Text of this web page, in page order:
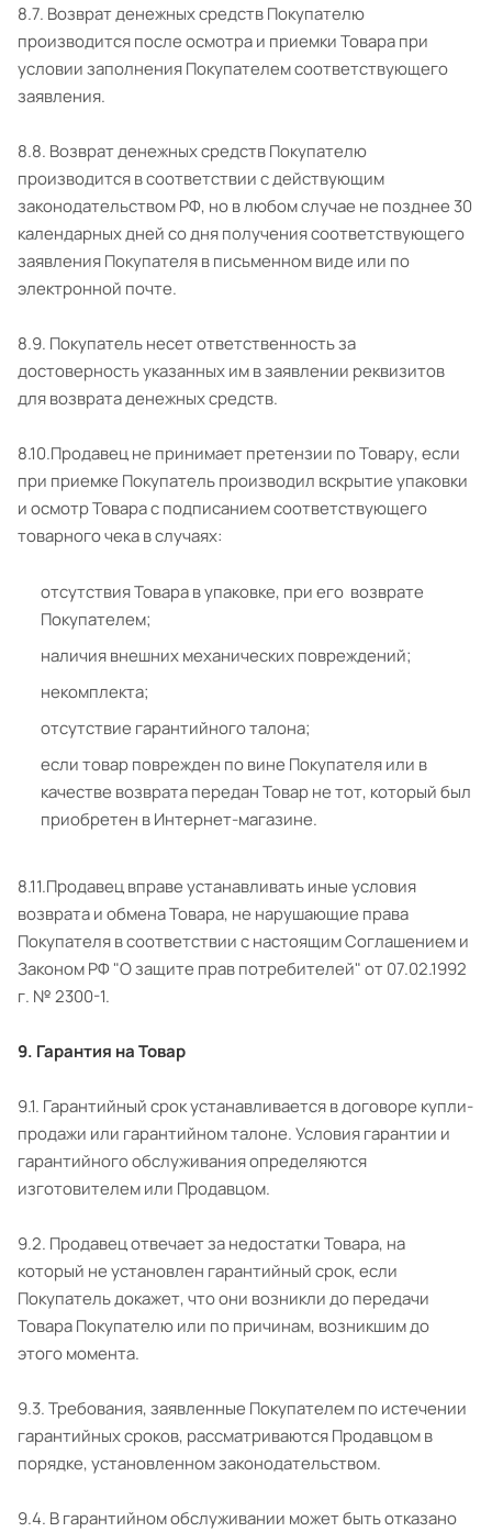
8.7. Возврат денежных средств Покупателю
производится после осмотра и приемки Товара при
условии заполнения Покупателем соответствующего
заявления.
8.8. Возврат денежных средств Покупателю
производится в соответствии с действующим
законодательством РФ, но в любом случае не позднее 30
календарных дней со дня получения соответствующего
заявления Покупателя в письменном виде или по
электронной почте.
8.9. Покупатель несет ответственность за
достоверность указанных им в заявлении реквизитов
для возврата денежных средств.
8.10.Продавец не принимает претензии по Товару, если
при приемке Покупатель производил вскрытие упаковки
и осмотр Товара с подписанием соответствующего
товарного чека в случаях:
отсутствия Товара в упаковке, при его возврате
Покупателем;
наличия внешних механических повреждений;
некомплекта;
отсутствие гарантийного талона;
если товар поврежден по вине Покупателя или в
качестве возврата передан Товар не тот, который был
приобретен в Интернет-магазине.
8.11.Продавец вправе устанавливать иные условия
возврата и обмена Товара, не нарушающие права
Покупателя в соответствии с настоящим Соглашением и
Законом РФ "О защите прав потребителей" от 07.02.1992
г. № 2300-1.
9. Гарантия на Товар
9.1. Гарантийный срок устанавливается в договоре купли-
продажи или гарантийном талоне. Условия гарантии и
гарантийного обслуживания определяются
изготовителем или Продавцом.
9.2. Продавец отвечает за недостатки Товара, на
который не установлен гарантийный срок, если
Покупатель докажет, что они возникли до передачи
Товара Покупателю или по причинам, возникшим до
этого момента.
9.3. Требования, заявленные Покупателем по истечении
гарантийных сроков, рассматриваются Продавцом в
порядке, установленном законодательством.
9.4. В гарантийном обслуживании может быть отказано